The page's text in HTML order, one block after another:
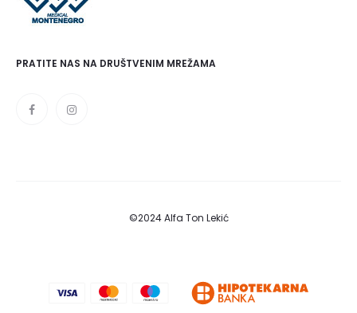
PRATITE NAS NA DRUŠTVENIM MREŽAMA
©2024 Alfa Ton Lekić